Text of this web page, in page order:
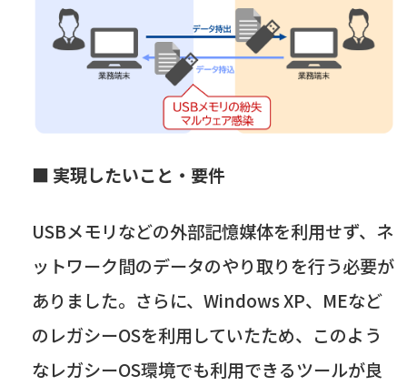
■ 実現したいこと・要件
USBメモリなどの外部記憶媒体を利用せず、ネ
ットワーク間のデータのやり取りを行う必要が
ありました。さらに、Windows XP、 MEなど
のレガシーOSを利用していたため、このよう
なレガシーOS環境でも利用できるツールが良